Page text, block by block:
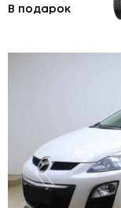
В подарок